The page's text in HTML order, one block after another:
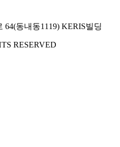
64(동내동1119) KERIS빌딩
RESERVED